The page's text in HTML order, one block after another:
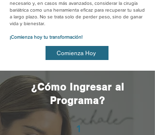
necesario y, en casos más avanzados, considerar la cirugía
bariátrica como una herramienta eficaz para recuperar tu salud
a largo plazo. No se trata solo de perder peso, sino de ganar
vida y bienestar.
¡Comienza hoy tu transformación!
Comienza Hoy
¿Cómo Ingresar al
Programa?
1